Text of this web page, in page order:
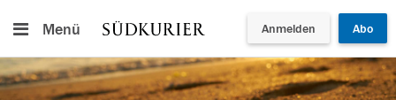
Menü Anmelden Abo